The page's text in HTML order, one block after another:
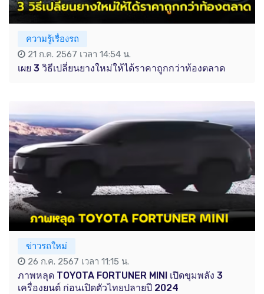
ความรู้เรื่องรถ
21 ก.ค. 2567 เวลา 14:54 น.
เผย 3 วิธีเปลี่ยนยางใหม่ให้ได้ราคาถูกกว่าท้องตลาด
ข่าวรถใหม่
26 ก.ค. 2567 เวลา 11:15 น.
ภาพหลุด TOYOTA FORTUNER MINI เปิดขุมพลัง 3
เครื่องยนต์ ก่อนเปิดตัวไทยปลายปี 2024